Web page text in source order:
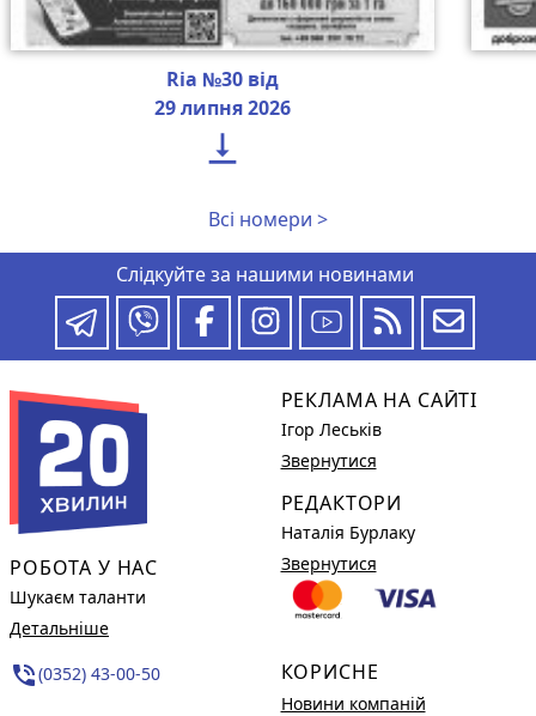
Ria №30 від
29 липня 2026

Всі номери >
Слідкуйте за нашими новинами
РОБОТА У НАС
Шукаєм таланти
Детальніше
phone_in_talk(0352) 43-00-50
РЕКЛАМА НА САЙТІ
Ігор Леськів
Звернутися
РЕДАКТОРИ
Наталія Бурлаку
Звернутися
КОРИСНЕ
Новини компаній